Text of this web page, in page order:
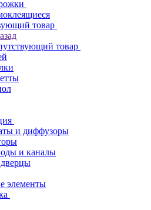
товар
товар
и диффузоры
и каналы
элементы